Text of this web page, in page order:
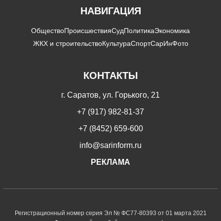
НАВИГАЦИЯ
ОбществоПроисшествияСудПолитикаЭкономика
ЖКХ и строительствоКультураСпортСарИнФото
КОНТАКТЫ
г. Саратов, ул. Горького, 21
+7 (917) 982-81-37
+7 (8452) 659-600
info@sarinform.ru
РЕКЛАМА
Регистрационный номер серия Эл № ФС77-80393 от 01 марта 2021